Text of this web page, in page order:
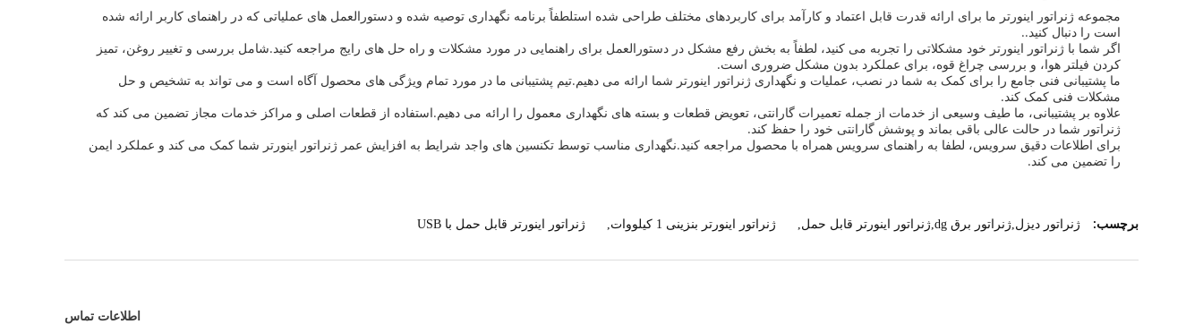
مجموعه ژنراتور اینورتر ما برای ارائه قدرت قابل اعتماد و کارآمد برای کاربردهای مختلف طراحی شده استلطفاً برنامه نگهداری توصیه شده و دستورالعمل های عملیاتی که در راهنمای کاربر ارائه شده
است را دنبال کنید..
اگر شما با ژنراتور اینورتر خود مشکلاتی را تجربه می کنید، لطفاً به بخش رفع مشکل در دستورالعمل برای راهنمایی در مورد مشکلات و راه حل های رایج مراجعه کنید.شامل بررسی و تغییر روغن، تمیز
کردن فیلتر هوا، و بررسی چراغ قوه، برای عملکرد بدون مشکل ضروری است.
ما پشتیبانی فنی جامع را برای کمک به شما در نصب، عملیات و نگهداری ژنراتور اینورتر شما ارائه می دهیم.تیم پشتیبانی ما در مورد تمام ویژگی های محصول آگاه است و می تواند به تشخیص و حل
مشکلات فنی کمک کند.
علاوه بر پشتیبانی، ما طیف وسیعی از خدمات از جمله تعمیرات گارانتی، تعویض قطعات و بسته های نگهداری معمول را ارائه می دهیم.استفاده از قطعات اصلی و مراکز خدمات مجاز تضمین می کند که
ژنراتور شما در حالت عالی باقی بماند و پوشش گارانتی خود را حفظ کند.
برای اطلاعات دقیق سرویس، لطفا به راهنمای سرویس همراه با محصول مراجعه کنید.نگهداری مناسب توسط تکنسین های واجد شرایط به افزایش عمر ژنراتور اینورتر شما کمک می کند و عملکرد ایمن
را تضمین می کند.
برچسب: ژنراتور دیزل,ژنراتور برق dg,ژنراتور اینورتر قابل حمل , ژنراتور اینورتر بنزینی 1 کیلووات , ژنراتور اینورتر قابل حمل با USB
اطلاعات تماس